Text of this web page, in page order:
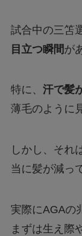
試合中の三笘
目立つ瞬間が
特に、 汗で髪
薄毛のように
しかし、それ
当に髪が減っ
実際にAGAの
まずは生え際